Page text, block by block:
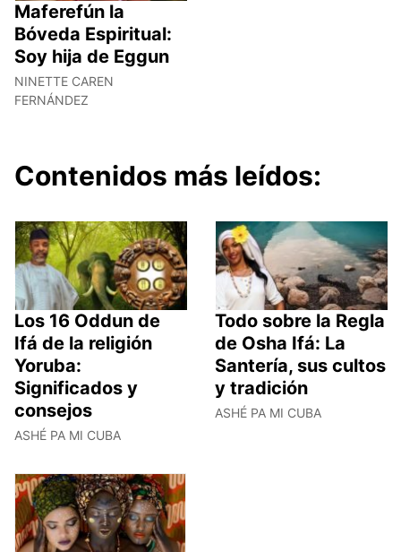
Maferefún la
Bóveda Espiritual:
Soy hija de Eggun
NINETTE CAREN
FERNÁNDEZ
Contenidos más leídos:
Los 16 Oddun de
Ifá de la religión
Yoruba:
Significados y
consejos
ASHÉ PA MI CUBA
Todo sobre la Regla
de Osha Ifá: La
Santería, sus cultos
y tradición
ASHÉ PA MI CUBA